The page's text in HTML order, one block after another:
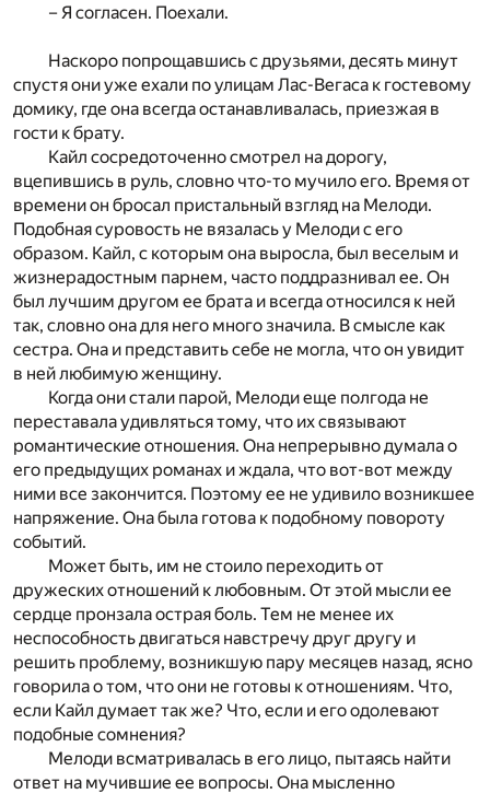
– Я согласен. Поехали.
Наскоро попрощавшись с друзьями, десять минут
спустя они уже ехали по улицам Лас-Вегаса к гостевому
домику, где она всегда останавливалась, приезжая в
гости к брату.
Кайл сосредоточенно смотрел на дорогу,
вцепившись в руль, словно что-то мучило его. Время от
времени он бросал пристальный взгляд на Мелоди.
Подобная суровость не вязалась у Мелоди с его
образом. Кайл, с которым она выросла, был веселым и
жизнерадостным парнем, часто поддразнивал ее. Он
был лучшим другом ее брата и всегда относился к ней
так, словно она для него много значила. В смысле как
сестра. Она и представить себе не могла, что он увидит
в ней любимую женщину.
Когда они стали парой, Мелоди еще полгода не
переставала удивляться тому, что их связывают
романтические отношения. Она непрерывно думала о
его предыдущих романах и ждала, что вот-вот между
ними все закончится. Поэтому ее не удивило возникшее
напряжение. Она была готова к подобному повороту
событий.
Может быть, им не стоило переходить от
дружеских отношений к любовным. От этой мысли ее
сердце пронзала острая боль. Тем не менее их
неспособность двигаться навстречу друг другу и
решить проблему, возникшую пару месяцев назад, ясно
говорила о том, что они не готовы к отношениям. Что,
если Кайл думает так же? Что, если и его одолевают
подобные сомнения?
Мелоди всматривалась в его лицо, пытаясь найти
ответ на мучившие ее вопросы. Она мысленно